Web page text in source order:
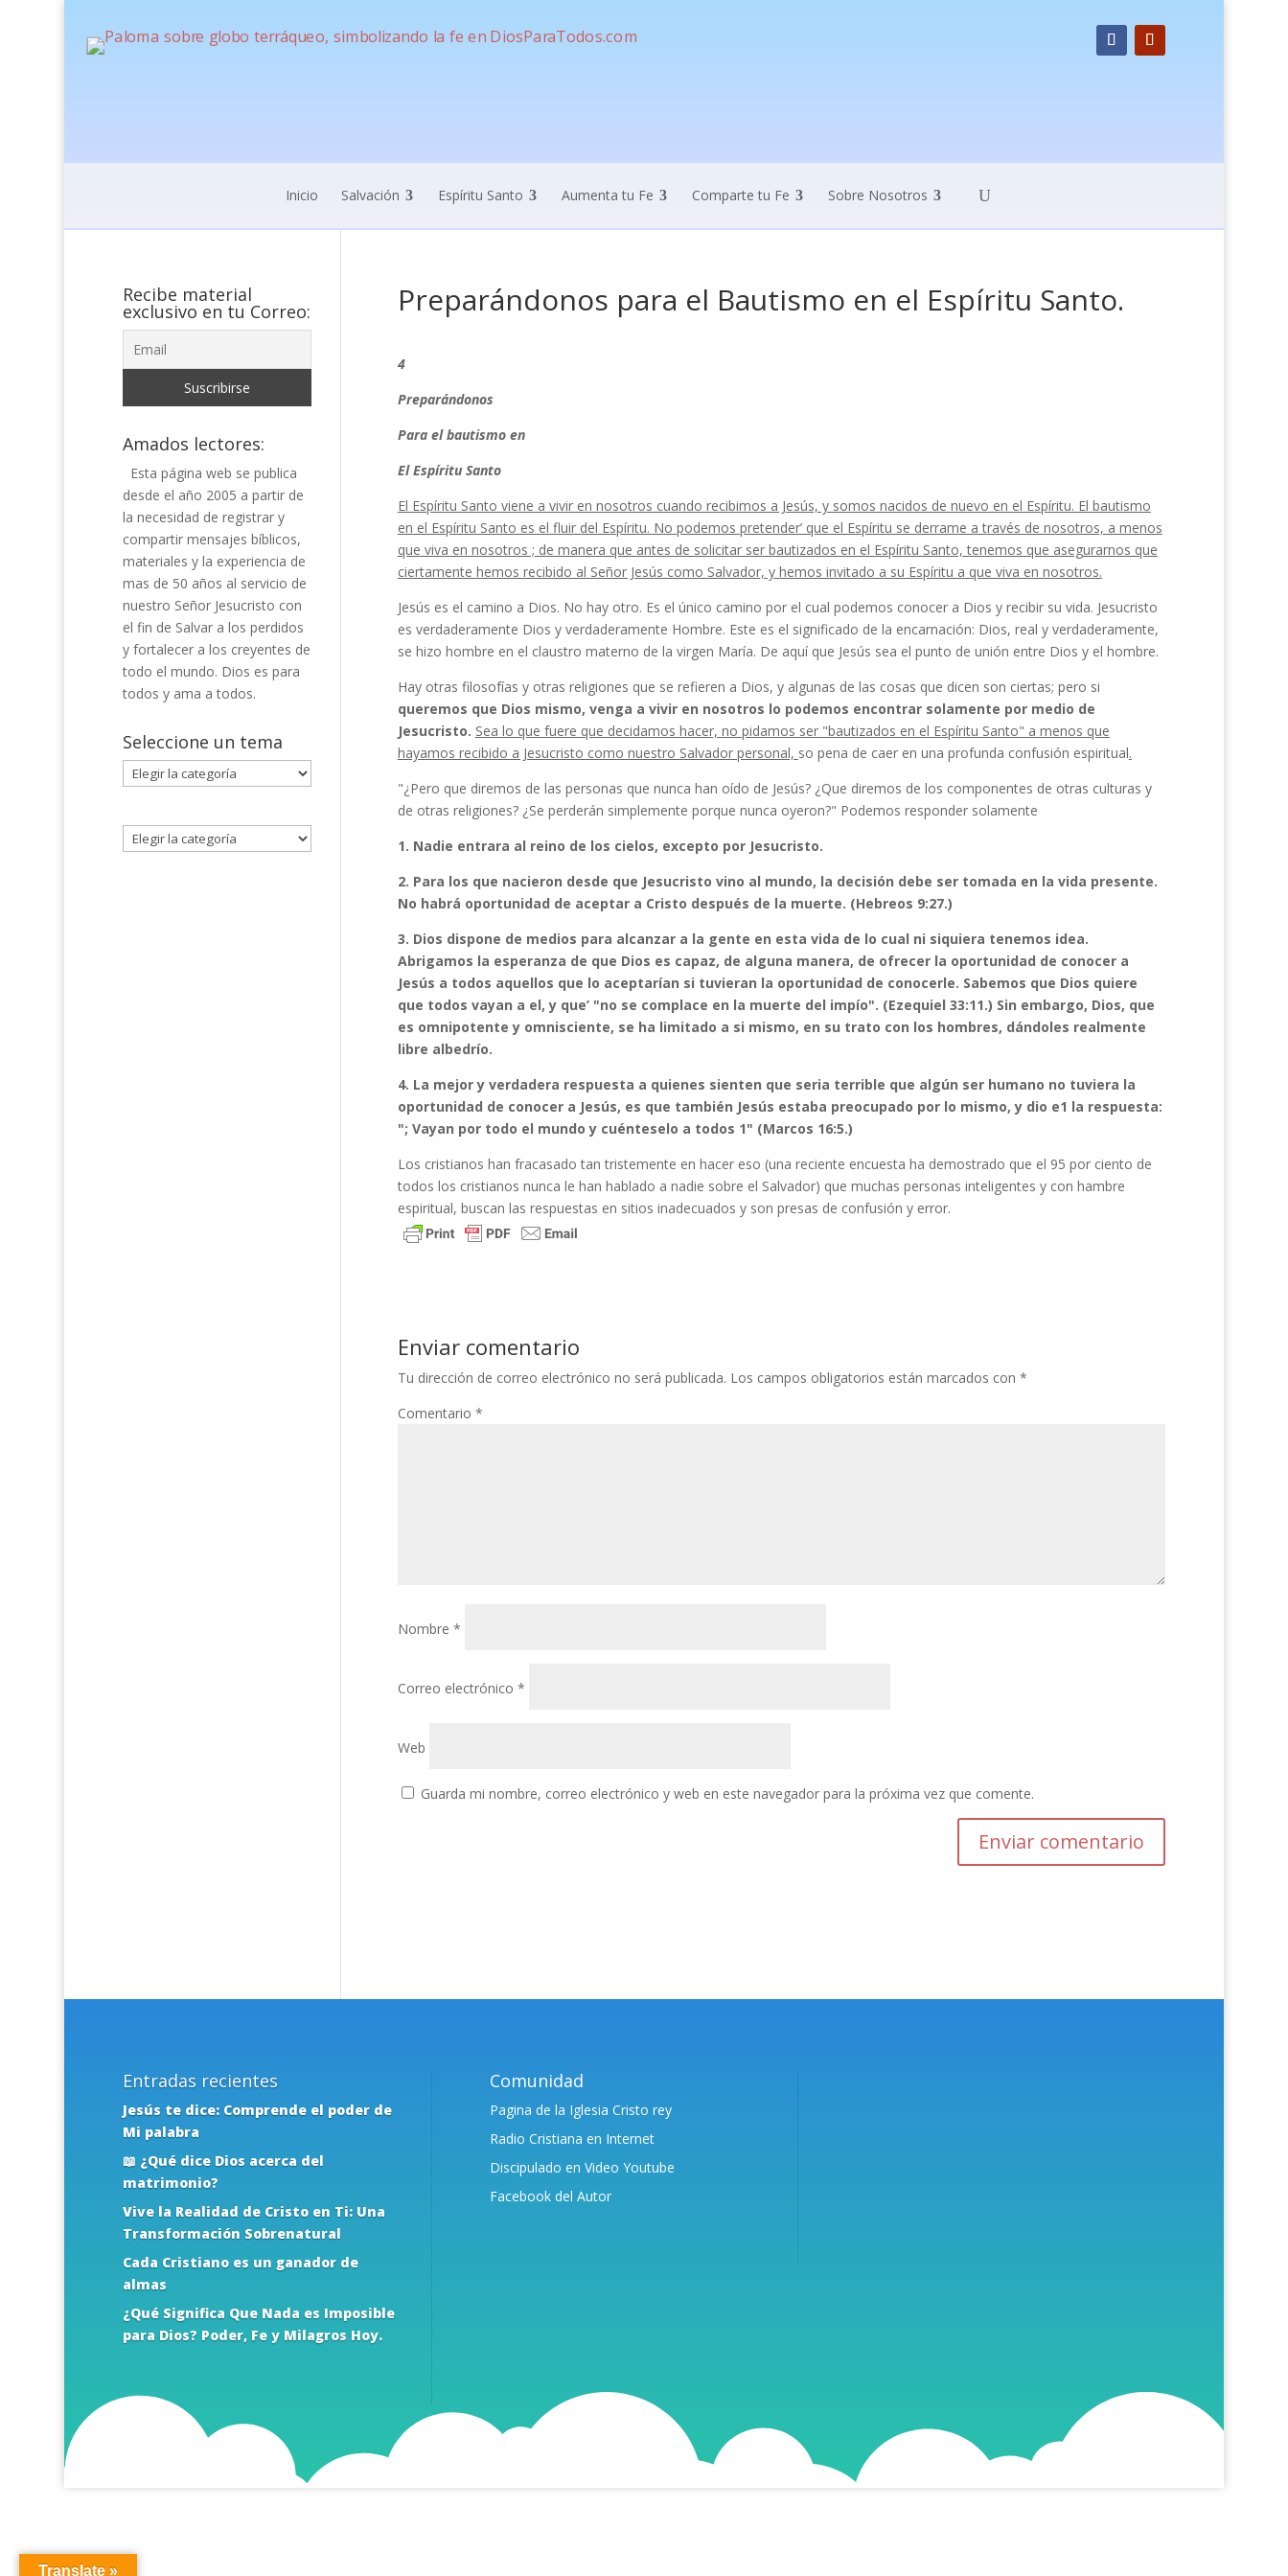
Inicio Salvación Espíritu Santo Aumenta tu Fe Comparte tu Fe Sobre Nosotros
Preparándonos para el Bautismo en el Espíritu Santo.
4
Preparándonos
Para el bautismo en
El Espíritu Santo
El Espíritu Santo viene a vivir en nosotros cuan­do recibimos a Jesús, y somos nacidos de nuevo en el Espíritu. El bautismo
en el Espíritu Santo es el fluir del Espíritu. No podemos pretender’ que el Espíritu se derrame a través de nosotros, a menos
que viva en nosotros ; de manera que antes de solicitar ser bautizados en el Espíritu Santo, tenemos que ase­gurarnos que
ciertamente hemos recibido al Señor Jesús como Salvador, y hemos invitado a su Espíritu a que viva en nosotros.
Jesús es el camino a Dios. No hay otro. Es el único camino por el cual podemos conocer a Dios y recibir su vida. Jesucristo
es verdaderamente Dios y verdaderamente Hombre. Este es el significado de la encarnación: Dios, real y verdaderamente,
se hizo hombre en el claustro materno de la virgen María. De aquí que Jesús sea el punto de unión entre Dios y el hombre.
Hay otras filosofías y otras religiones que se re­fieren a Dios, y algunas de las cosas que dicen son ciertas; pero si
queremos que Dios mismo, venga a vivir en nosotros lo podemos encontrar solamente por medio de
Jesucristo. Sea lo que fuere que decidamos hacer, no pidamos ser "bautizados en el Espíritu San­to" a menos que
hayamos recibido a Jesucristo como nuestro Salvador personal, so pena de caer en una profunda confusión espiritual.
"¿Pero que diremos de las personas que nunca han oído de Jesús? ¿Que diremos de los componentes de otras culturas y
de otras religiones? ¿Se perderán sim­plemente porque nunca oyeron?" Podemos responder solamente
1. Nadie entrara al reino de los cielos, excepto por Jesucristo.
2. Para los que nacieron desde que Jesucristo vino al mundo, la decisión debe ser tomada en la vida presente.
No habrá oportunidad de aceptar a Cristo después de la muerte. (Hebreos 9:27.)
3. Dios dispone de medios para alcanzar a la gente en esta vida de lo cual ni siquiera tenemos idea.
Abrigamos la esperanza de que Dios es capaz, de alguna manera, de ofrecer la oportunidad de conocer a
Jesús a todos aquellos que lo aceptarían si tuvieran la oportunidad de co­nocerle. Sabemos que Dios quiere
que todos va­yan a el, y que’ "no se complace en la muerte del impío". (Ezequiel 33:11.) Sin embargo, Dios, que
es omnipotente y omnisciente, se ha limita­do a si mismo, en su trato con los hombres, dándoles realmente
libre albedrío.
4. La mejor y verdadera respuesta a quienes sien­ten que seria terrible que algún ser humano no tuviera la
oportunidad de conocer a Jesús, es que también Jesús estaba preocupado por lo mismo, y dio e1 la respuesta:
"; Vayan por todo el mundo y cuénteselo a todos 1" (Marcos 16:5.)
Los cristianos han fracasado tan tristemente en hacer eso (una reciente encuesta ha demostrado que el 95 por ciento de
todos los cristianos nunca le han hablado a nadie sobre el Salvador) que muchas personas inteligentes y con hambre
espiritual, buscan las respuestas en sitios inadecuados y son presas de confusión y error.
Enviar comentario
Tu dirección de correo electrónico no será publicada. Los campos obligatorios están marcados con *
Comentario *
Nombre *
Correo electrónico *
Web
Guarda mi nombre, correo electrónico y web en este navegador para la próxima vez que comente.
Recibe material
exclusivo en tu Correo:
Amados lectores:
Esta página web se publica
desde el año 2005 a partir de
la necesidad de registrar y
compartir mensajes bíblicos,
materiales y la experiencia de
mas de 50 años al servicio de
nuestro Señor Jesucristo con
el fin de Salvar a los perdidos
y fortalecer a los creyentes de
todo el mundo. Dios es para
todos y ama a todos.
Seleccione un tema
Seleccione
un
Entradas recientes
Jesús te dice: Comprende el poder de
Mi palabra
📖 ¿Qué dice Dios acerca del
matrimonio?
Vive la Realidad de Cristo en Ti: Una
Transformación Sobrenatural
Cada Cristiano es un ganador de
almas
¿Qué Significa Que Nada es Imposible
para Dios? Poder, Fe y Milagros Hoy.
Comunidad
Pagina de la Iglesia Cristo rey
Radio Cristiana en Internet
Discipulado en Video Youtube
Facebook del Autor
Translate »